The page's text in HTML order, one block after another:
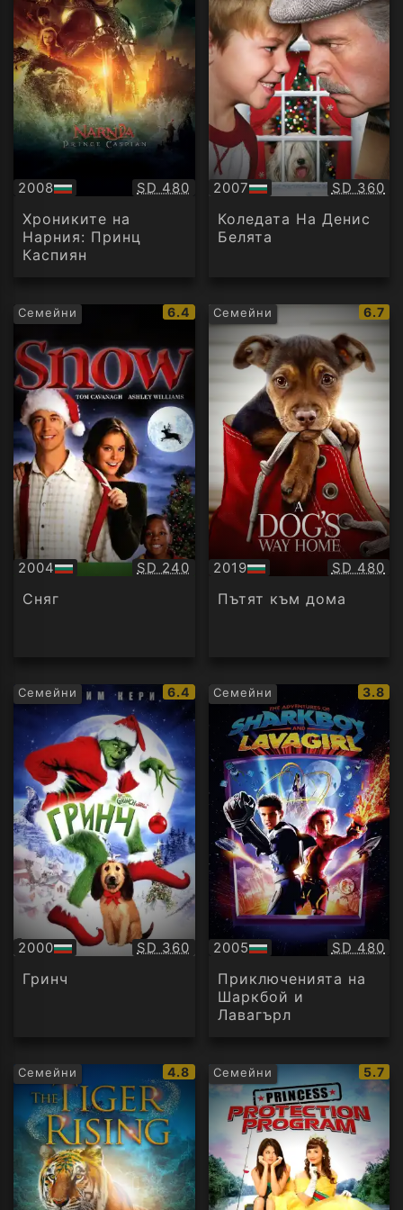
2008
БГ
аудио
Качество:
SD 480
Хрониките на
Нарния: Принц
Каспиян
2007
БГ
аудио
SD 360
Коледата На Денис
Белята
Семейни
IMDb
рейтинг:
6.4
2004
БГ
аудио
Качество:
SD 240
Сняг
Семейни
IMDb
6.7
2019
БГ
аудио
SD 480
Пътят към дома
Семейни
IMDb
рейтинг:
6.4
2000
БГ
аудио
Качество:
SD 360
Гринч
Семейни
IMDb
3.8
2005
БГ
аудио
SD 480
Приключенията на
Шаркбой и
Лавагърл
Семейни
IMDb
рейтинг:
4.8 Семейни
IMDb
5.7